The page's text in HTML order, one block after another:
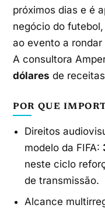
próximos dias e é
negócio do
ao evento a rondar
A consultora
dólares de
POR QUE
Direitos
modelo da FIFA:
neste ciclo
de transmissão.
Alcance